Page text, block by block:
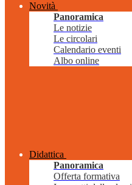
Novità
Panoramica
Le notizie
Le circolari
Calendario eventi
Albo online
Didattica
Panoramica
Offerta formativa